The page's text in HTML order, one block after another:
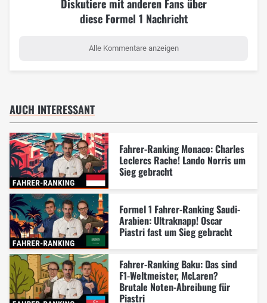
Diskutiere mit anderen Fans über
diese Formel 1 Nachricht
Alle Kommentare anzeigen
AUCH INTERESSANT
Fahrer-Ranking Monaco: Charles
Leclercs Rache! Lando Norris um
Sieg gebracht
Formel 1 Fahrer-Ranking Saudi-
Arabien: Ultraknapp! Oscar
Piastri fast um Sieg gebracht
Fahrer-Ranking Baku: Das sind
F1-Weltmeister, McLaren?
Brutale Noten-Abreibung für
Piastri